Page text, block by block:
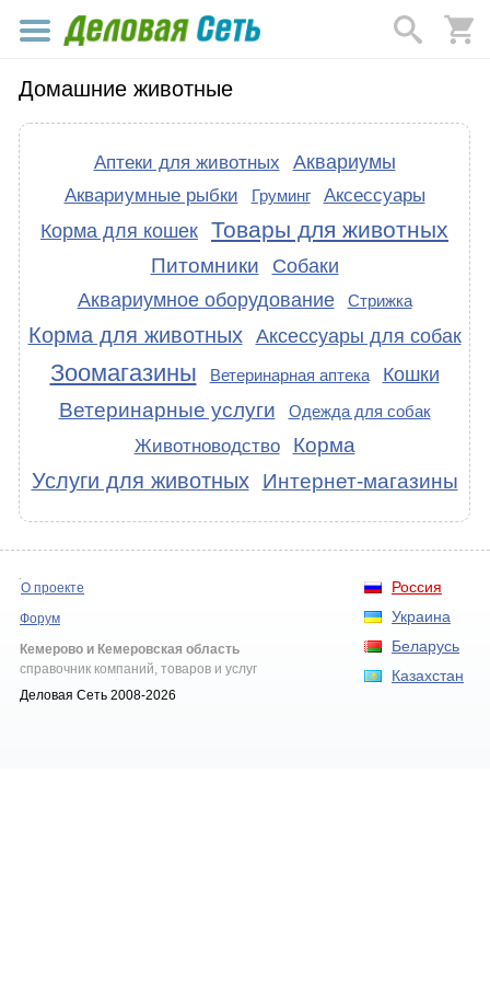
Домашние животные
Аптеки для животных Аквариумы
Аквариумные рыбки Груминг Аксессуары
Корма для кошек Товары для животных
Питомники
Собаки
Аквариумное оборудование
Стрижка
Корма для животных Аксессуары для собак
Зоомагазины Ветеринарная аптека Кошки
Ветеринарные услуги Одежда для собак
Животноводство Корма
Услуги для животных Интернет-магазины
Россия
Украина
Беларусь
Казахстан
О проекте
Форум
Кемерово и Кемеровская область
справочник компаний, товаров и услуг
Деловая Сеть 2008-2026